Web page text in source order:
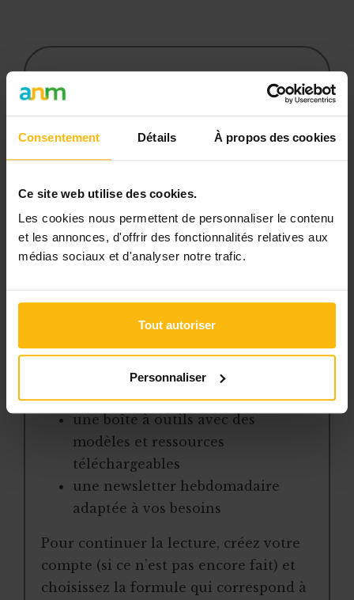
Consentement Détails À propos des cookies
Ce site web utilise des cookies.
Les cookies nous permettent de personnaliser le contenu
et les annonces, d'offrir des fonctionnalités relatives aux
médias sociaux et d'analyser notre trafic.
Tout autoriser
Personnaliser
Cet article est réservé aux
L’abonnement MonASBL vous donne
pour gérer efficacement votre ASBL.
Avec votre abonnement, vous
bénéficiez de :
l’accès libre à l’ensemble des
contenus du site
des articles, dossiers et conseils
pratiques régulièrement mis à jour
la veille sur les lois, règles et
jurisprudence
une boîte à outils avec des
modèles et ressources
téléchargeables
une newsletter hebdomadaire
adaptée à vos besoins
Pour continuer la lecture, créez votre
compte (si ce n’est pas encore fait) et
choisissez la formule qui correspond à